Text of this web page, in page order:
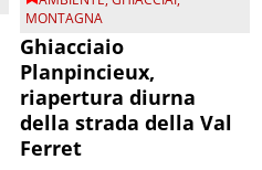
MONTAGNA
Ghiacciaio
Planpincieux,
riapertura diurna
della strada della Val
Ferret